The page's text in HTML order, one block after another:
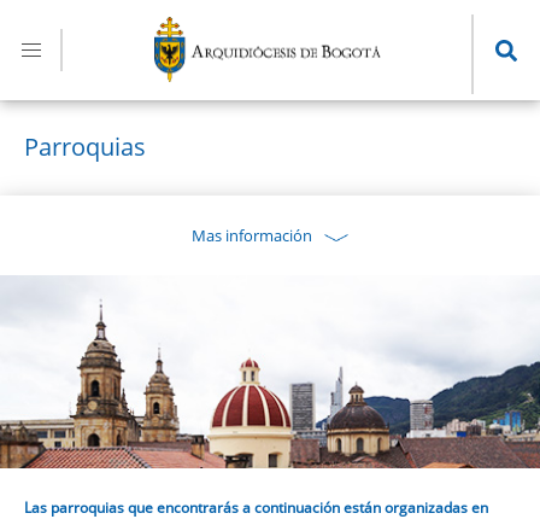
contenido
principal
Parroquias
Mas información
Las parroquias que encontrarás a continuación están organizadas en